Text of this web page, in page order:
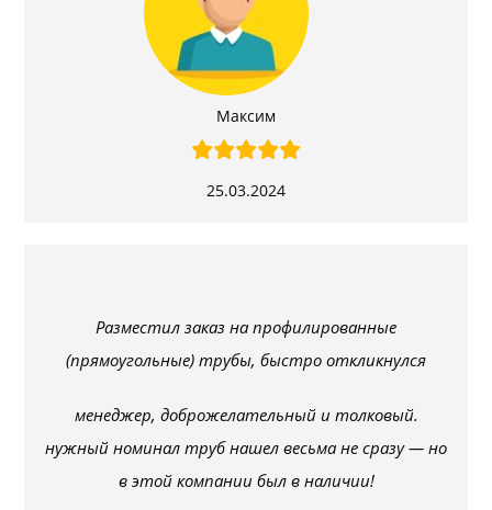
Максим
25.03.2024
Разместил заказ на профилированные
(прямоугольные) трубы, быстро откликнулся
менеджер, доброжелательный и толковый.
нужный номинал труб нашел весьма не сразу — но
в этой компании был в наличии!